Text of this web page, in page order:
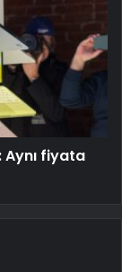
Aynı fiyata